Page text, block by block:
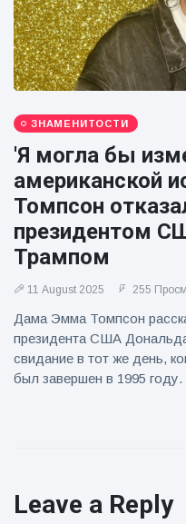
ЗНАМЕНИТОСТИ
'Я могла бы
американской
Томпсон
президентом
Трампом
11 August 2025 255
Дама Эмма Томпсон
президента США
свидание в тот же день,
был завершен в 1995 году.
Leave a Reply